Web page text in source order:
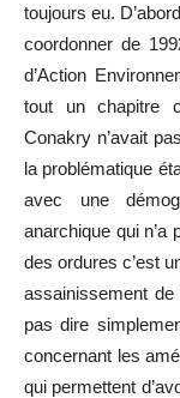
toujours eu.
coordonner de
d’Action
tout un chapitre
Conakry n’avait
la problématique
avec une
anarchique qui n’a
des ordures c’est
assainissement de
pas dire
concernant les
qui permettent